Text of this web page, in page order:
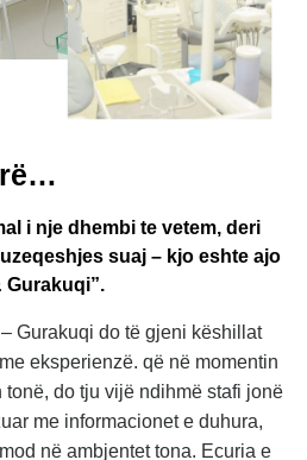
i nje dhembi te vetem, deri
suaj – kjo eshte ajo
Gurakuqi”.
Gurakuqi do të gjeni këshillat
eksperienzë. që në momentin
do tju vijë ndihmë stafi jonë
me informacionet e duhura,
në ambjentet tona. Ecuria e